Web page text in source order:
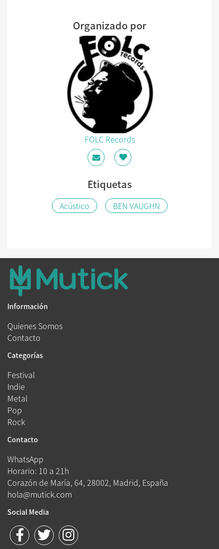
Organizado por
FOLC Records
Etiquetas
Acústico BEN VAUGHN
Información
Quienes Somos
Contacto
Categorías
Festival
Indie
Metal
Pop
Rock
Contacto
WhatsApp
Horario: 10 a 21h
Corazón de María, 64, 28002, Madrid, España
hola@mutick.com
Social Media